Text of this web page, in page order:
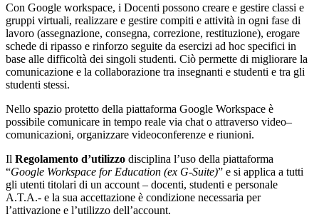
Con Google workspace, i Docenti possono creare e gestire classi e
gruppi virtuali, realizzare e gestire compiti e attività in ogni fase di
lavoro (assegnazione, consegna, correzione, restituzione), erogare
schede di ripasso e rinforzo seguite da esercizi ad hoc specifici in
base alle difficoltà dei singoli studenti. Ciò permette di migliorare la
comunicazione e la collaborazione tra insegnanti e studenti e tra gli
studenti stessi.
Nello spazio protetto della piattaforma Google Workspace è
possibile comunicare in tempo reale via chat o attraverso video–
comunicazioni, organizzare videoconferenze e riunioni.
Il Regolamento d’utilizzo disciplina l’uso della piattaforma
“Google Workspace for Education (ex G-Suite)” e si applica a tutti
gli utenti titolari di un account – docenti, studenti e personale
A.T.A.- e la sua accettazione è condizione necessaria per
l’attivazione e l’utilizzo dell’account.